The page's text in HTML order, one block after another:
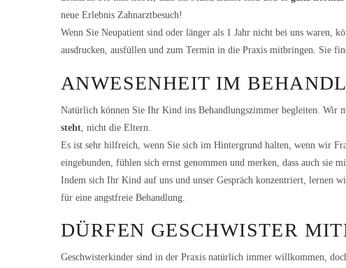
neue Erlebnis Zahnarztbesuch!
Wenn Sie Neupatient sind oder länger als 1 Jahr nicht bei uns waren,
ausdrucken, ausfüllen und zum Termin in die Praxis mitbringen. Sie
ANWESENHEIT IM
Natürlich können Sie Ihr Kind ins Behandlungszimmer begleiten. Wir
steht , nicht die Eltern.
Es ist sehr hilfreich, wenn Sie sich im Hintergrund halten, wenn wir
eingebunden, fühlen sich ernst genommen und merken, dass auch sie
Indem sich Ihr Kind auf uns und unser Gespräch konzentriert, lernen
für eine angstfreie Behandlung.
DÜRFEN GESCHWISTER
Geschwisterkinder sind in der Praxis natürlich immer willkommen,